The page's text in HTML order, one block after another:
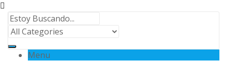
Menu